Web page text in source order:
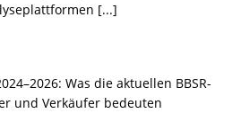
[...]
Was die aktuellen BBSR-
und Verkäufer bedeuten